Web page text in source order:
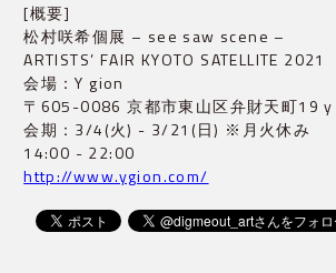
[概要]
松村咲希個展 – see saw scene –
ARTISTS’ FAIR KYOTO SATELLITE 2021
会場：Y gion
〒605-0086 京都市東山区弁財天町19
会期：3/4(火) - 3/21(日) ※月火休み
http://www.ygion.com/